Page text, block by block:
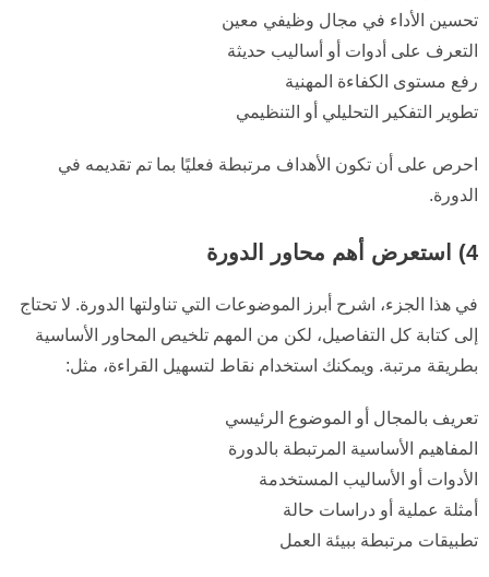
تحسين الأداء في مجال وظيفي معين
التعرف على أدوات أو أساليب حديثة
رفع مستوى الكفاءة المهنية
تطوير التفكير التحليلي أو التنظيمي
احرص على أن تكون الأهداف مرتبطة فعليًا بما تم تقديمه في
الدورة.
4) استعرض أهم محاور الدورة
في هذا الجزء، اشرح أبرز الموضوعات التي تناولتها الدورة. لا تحتاج
إلى كتابة كل التفاصيل، لكن من المهم تلخيص المحاور الأساسية
بطريقة مرتبة. ويمكنك استخدام نقاط لتسهيل القراءة، مثل:
تعريف بالمجال أو الموضوع الرئيسي
المفاهيم الأساسية المرتبطة بالدورة
الأدوات أو الأساليب المستخدمة
أمثلة عملية أو دراسات حالة
تطبيقات مرتبطة ببيئة العمل